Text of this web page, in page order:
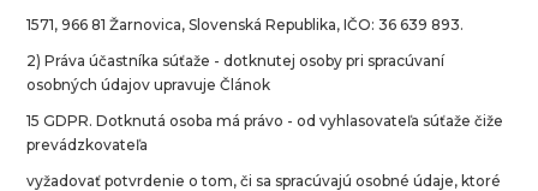
1571, 966 81 Žarnovica, Slovenská Republika, IČO: 36 639 893.
2) Práva účastníka súťaže - dotknutej osoby pri spracúvaní
osobných údajov upravuje Článok
15 GDPR. Dotknutá osoba má právo - od vyhlasovateľa súťaže čiže
prevádzkovateľa
vyžadovať potvrdenie o tom, či sa spracúvajú osobné údaje, ktoré